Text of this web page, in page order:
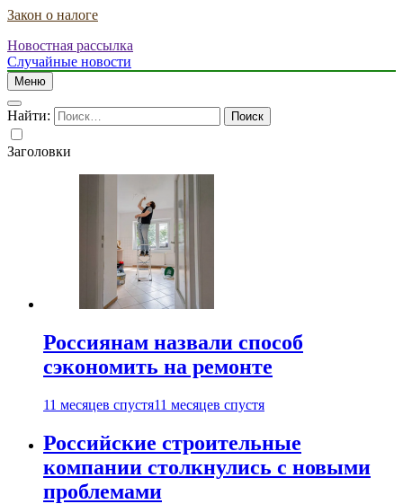
Закон о налоге
Новостная рассылка
Случайные новости
Меню
Найти:
Заголовки
Россиянам назвали способ
сэкономить на ремонте
11 месяцев спустя11 месяцев спустя
Российские строительные
компании столкнулись с новыми
проблемами